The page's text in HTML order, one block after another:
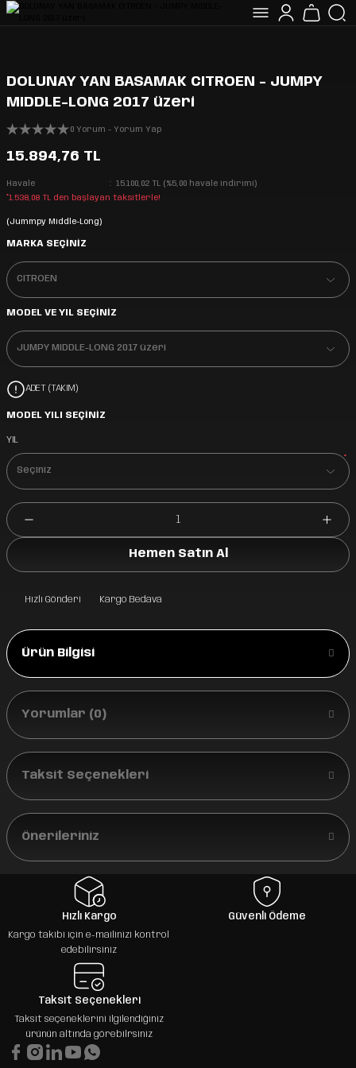
DOLUNAY YAN BASAMAK CITROEN - JUMPY
MIDDLE-LONG 2017 üzeri
0 Yorum - Yorum Yap
15.894,76 TL
Havale
15.100,02 TL (%5,00 havale indirimi)
*1.538,08 TL den başlayan taksitlerle!
(Jummpy Middle-Long)
MARKA SEÇİNİZ
MODEL VE YIL SEÇİNİZ
ADET (TAKIM)
MODEL YILI SEÇİNİZ
YIL
*
Hemen Satın Al
Hızlı Gönderi Kargo Bedava
Ürün Bilgisi
Yorumlar (0)
Taksit Seçenekleri
Önerileriniz
Hızlı Kargo
Kargo takibi için e-mailinizi kontrol
edebilirsiniz
Güvenli Ödeme
Taksit Seçenekleri
Taksit seçeneklerini ilgilendiğiniz
ürünün altında görebilrsiniz